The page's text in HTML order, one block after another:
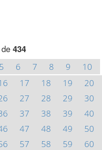
de 434
5 6 7 8 9
10
17 18 19
20
27 28 29
30
37 38 39
40
47 48 49
50
57 58 59
60